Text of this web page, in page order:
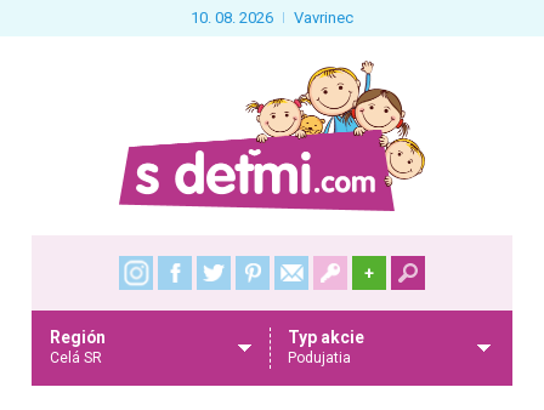
10. 08. 2026 Vavrinec
+
Región
Celá SR
Typ akcie
Podujatia